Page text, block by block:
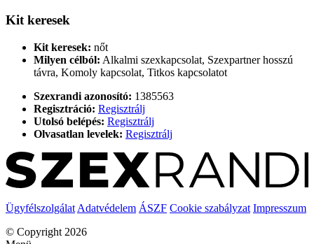
Kit keresek
Kit keresek: nőt
Milyen célból: Alkalmi szexkapcsolat, Szexpartner hosszú
távra, Komoly kapcsolat, Titkos kapcsolatot
Szexrandi azonosító: 1385563
Regisztráció: Regisztrálj
Utolsó belépés: Regisztrálj
Olvasatlan levelek: Regisztrálj
Ügyfélszolgálat Adatvédelem ÁSZF Cookie szabályzat Impresszum
© Copyright 2026